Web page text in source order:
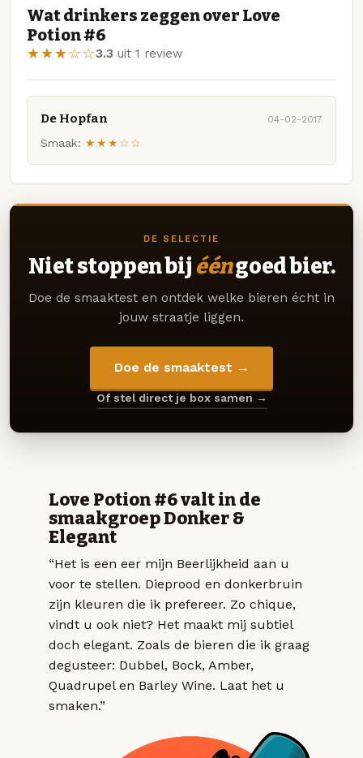
Wat drinkers zeggen over Love
Potion #6
★★★☆☆3.3 uit 1 review
De Hopfan 04-02-2017
Smaak: ★★★☆☆
DE SELECTIE
Niet stoppen bij ééngoed bier.
Doe de smaaktest en ontdek welke bieren écht in
jouw straatje liggen.
Doe de smaaktest →
Of stel direct je box samen →
Love Potion #6 valt in de
smaakgroep Donker &
Elegant
“Het is een eer mijn Beerlijkheid aan u
voor te stellen. Dieprood en donkerbruin
zijn kleuren die ik prefereer. Zo chique,
vindt u ook niet? Het maakt mij subtiel
doch elegant. Zoals de bieren die ik graag
degusteer: Dubbel, Bock, Amber,
Quadrupel en Barley Wine. Laat het u
smaken.”